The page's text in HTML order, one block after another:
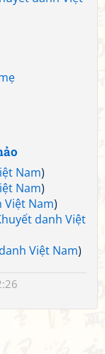
Nam)
Nam)
Việt Nam)
danh Việt
Việt Nam)